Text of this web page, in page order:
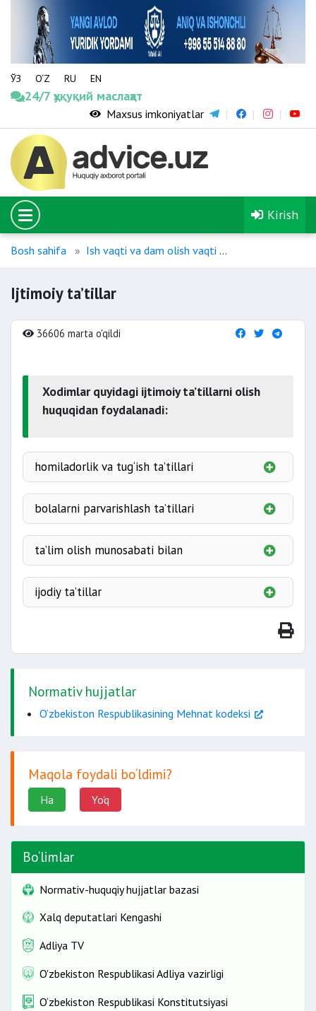
ЎЗ O‘Z RU EN
24/7 ҳуқуқий маслаҳат
Maxsus imkoniyatlar
Kirish
Bosh sahifa Ish vaqti va dam olish vaqti
Ijtimoiy ta’tillar
36606 marta o'qildi
Xodimlar quyidagi ijtimoiy ta’tillarni olish
huquqidan foydalanadi:
homiladorlik va tug‘ish ta’tillari
bolalarni parvarishlash ta’tillari
3 yoshga
ta’lim olish munosabati bilan
ijodiy ta’tillar
6
Normativ hujjatlar
O‘zbekiston Respublikasining Mehnat kodeksi
Maqola foydali bo‘ldimi?
Ha Yo'q
Bo‘limlar
Normativ-huquqiy hujjatlar bazasi
Xalq deputatlari Kengashi
Adliya TV
O'zbekiston Respublikasi Adliya vazirligi
O‘zbekiston Respublikasi Konstitutsiyasi